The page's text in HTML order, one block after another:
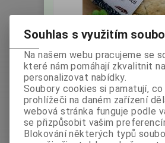
Výrobce:Země
původu: Slovensko
000117
Hmotnost:0,5 kg
bez
s DPH:107
Souhlas s využitím
Na našem webu pracujeme se
které nám pomáhají zkvalitnit
personalizovat nabídky.
Soubory cookies si pamatují, co
prohlížeči na daném zařízení
webová stránka funguje podle
se přizpůsobit vašim
Blokování některých typů